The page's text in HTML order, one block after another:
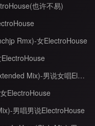
也许不易)
Rmx)-女ElectroHouse
Dani Moreno Ft Helene - Life Is Short(Extended Mix)-男说女唱ElectroHouse
ElectroHouse
男唱男说ElectroHouse